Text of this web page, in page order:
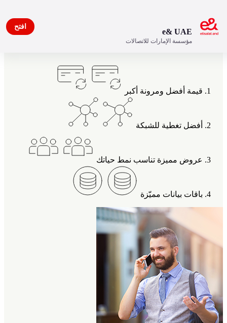
مزايا خاصة بعملاء اتصالات
قيمة أفضل ومرونة أكبر
أفضل تغطية للشبكة
عروض مميزة تناسب نمط حياتك
باقات بيانات مميّزة
e& UAE
مؤسسة الإمارات للاتصالات
افتح